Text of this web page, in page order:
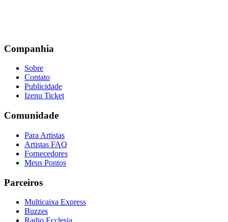
Companhia
Sobre
Contato
Publicidade
Izenu Ticket
Comunidade
Para Artistas
Artistas FAQ
Fornecedores
Meus Pontos
Parceiros
Multicaixa Express
Buzzes